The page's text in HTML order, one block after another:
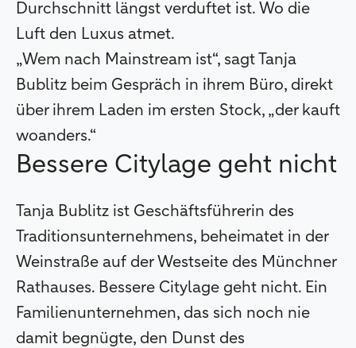
Durchschnitt längst verduftet ist. Wo die
Luft den Luxus atmet.
„Wem nach Mainstream ist“, sagt Tanja
Bublitz beim Gespräch in ihrem Büro, direkt
über ihrem Laden im ersten Stock, „der kauft
woanders.“
Bessere Citylage geht nicht
Tanja Bublitz ist Geschäftsführerin des
Traditionsunternehmens, beheimatet in der
Weinstraße auf der Westseite des Münchner
Rathauses. Bessere Citylage geht nicht. Ein
Familienunternehmen, das sich noch nie
damit begnügte, den Dunst des